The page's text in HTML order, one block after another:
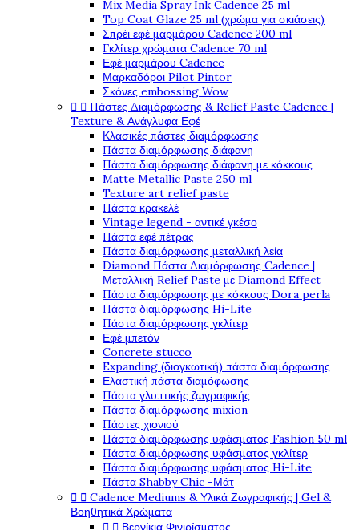
Mix Media Spray Ink Cadence 25 ml
Top Coat Glaze 25 ml (χρώμα για σκιάσεις)
Σπρέι εφέ μαρμάρου Cadence 200 ml
Γκλίτερ χρώματα Cadence 70 ml
Εφέ μαρμάρου Cadence
Μαρκαδόροι Pilot Pintor
Σκόνες embossing Wow
  Πάστες Διαμόρφωσης & Relief Paste Cadence |
Texture & Ανάγλυφα Εφέ
Κλασικές πάστες διαμόρφωσης
Πάστα διαμόρφωσης διάφανη
Πάστα διαμόρφωσης διάφανη με κόκκους
Matte Metallic Paste 250 ml
Texture art relief paste
Πάστα κρακελέ
Vintage legend - αντικέ γκέσο
Πάστα εφέ πέτρας
Πάστα διαμόρφωσης μεταλλική λεία
Diamond Πάστα Διαμόρφωσης Cadence |
Μεταλλική Relief Paste με Diamond Effect
Πάστα διαμόρφωσης με κόκκους Dora perla
Πάστα διαμόρφωσης Hi-Lite
Πάστα διαμόρφωσης γκλίτερ
Εφέ μπετόν
Concrete stucco
Expanding (διογκωτική) πάστα διαμόρφωσης
Ελαστική πάστα διαμόφωσης
Πάστα γλυπτικής ζωγραφικής
Πάστα διαμόρφωσης mixion
Πάστες χιονιού
Πάστα διαμόρφωσης υφάσματος Fashion 50 ml
Πάστα διαμόρφωσης υφάσματος γκλίτερ
Πάστα διαμόρφωσης υφάσματος Hi-Lite
Πάστα Shabby Chic -Μάτ
  Cadence Mediums & Υλικά Ζωγραφικής | Gel &
Βοηθητικά Χρώματα
  Βερνίκια Φινιρίσματος